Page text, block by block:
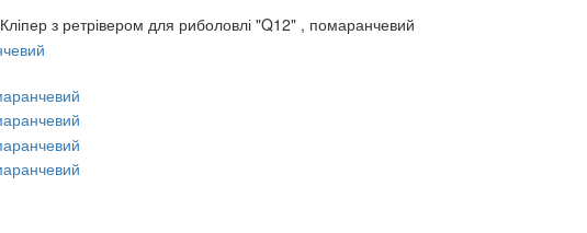
Кліпер з ретрівером для риболовлі "Q12" , помаранчевий